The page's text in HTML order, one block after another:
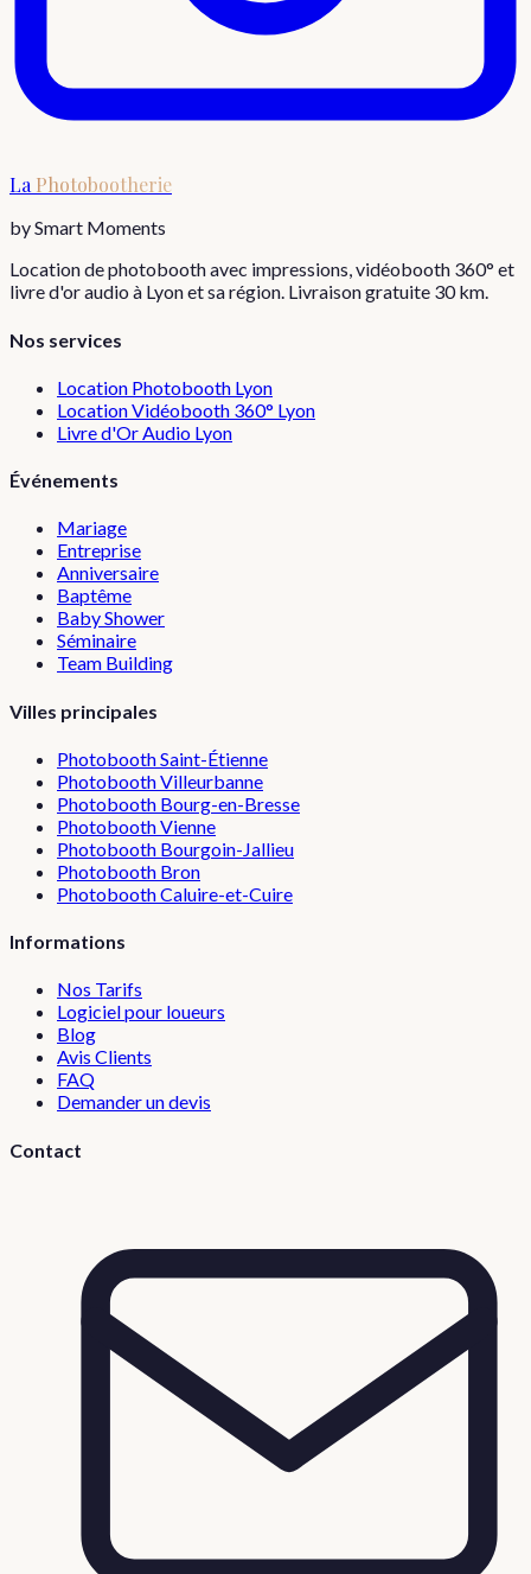
LaPhotobootherie
by Smart Moments
Location de photobooth avec impressions, vidéobooth 360° et
livre d'or audio à Lyon et sa région. Livraison gratuite 30 km.
Nos services
Location Photobooth Lyon
Location Vidéobooth 360° Lyon
Livre d'Or Audio Lyon
Événements
Mariage
Entreprise
Anniversaire
Baptême
Baby Shower
Séminaire
Team Building
Villes principales
PhotoboothSaint-Étienne
PhotoboothVilleurbanne
Photobooth Bourg-en-Bresse
PhotoboothVienne
Photobooth Bourgoin-Jallieu
Photobooth Bron
PhotoboothCaluire-et-Cuire
Informations
Nos Tarifs
Logiciel pour loueurs
Blog
Avis Clients
FAQ
Demander un devis
Contact